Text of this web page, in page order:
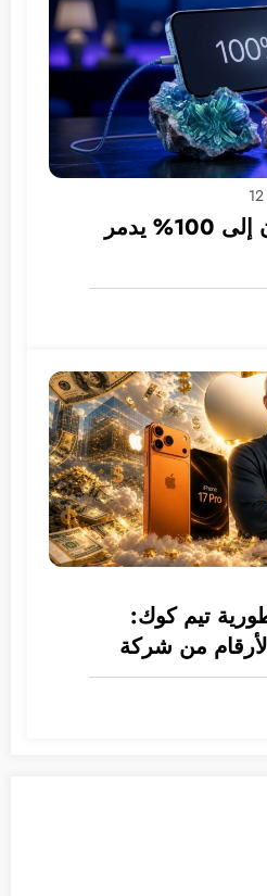
12
هل شحن الآي-فون إلى 100% يدمر
تيم كوك:
من شركة